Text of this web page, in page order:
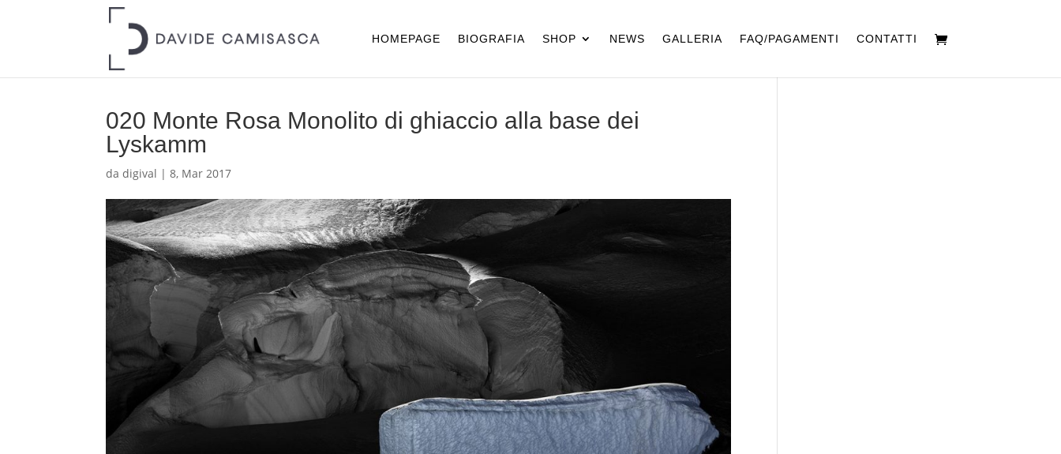
HOMEPAGE BIOGRAFIA SHOP NEWS GALLERIA FAQ/PAGAMENTI CONTATTI
020 Monte Rosa Monolito di ghiaccio alla base dei
Lyskamm
dadigival |8, Mar 2017